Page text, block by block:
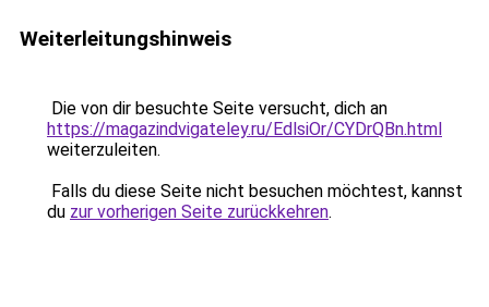
Weiterleitungshinweis
Die von dir besuchte Seite versucht, dich an
https://magazindvigateley.ru/EdlsiOr/CYDrQBn.html
weiterzuleiten.
Falls du diese Seite nicht besuchen möchtest, kannst
du zur vorherigen Seite zurückkehren.